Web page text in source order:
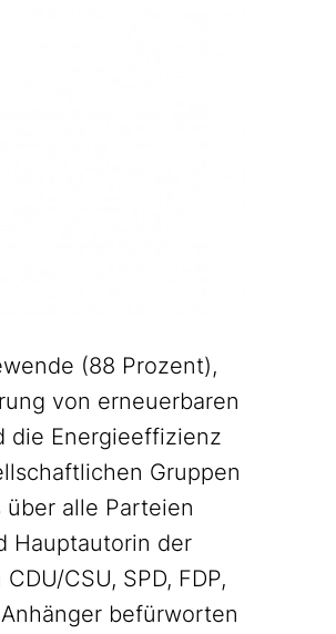
(88 Prozent),
von erneuerbaren
die Energieeffizienz
Gruppen
alle Parteien
Hauptautorin der
CSU, SPD, FDP,
befürworten